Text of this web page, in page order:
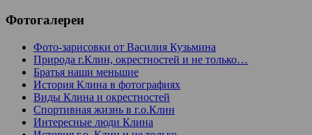
Фотогалереи
Фото-зарисовки от Василия Кузьмина
Природа г.Клин, окрестностей и не только…
Братья наши меньшие
История Клина в фотографиях
Виды Клина и окрестностей
Спортивная жизнь в г.о.Клин
Интересные люди Клина